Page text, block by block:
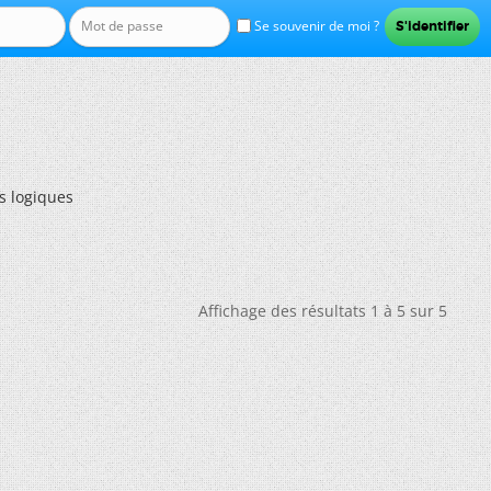
Se souvenir de moi ?
logiques
Affichage des résultats 1 à 5 sur 5